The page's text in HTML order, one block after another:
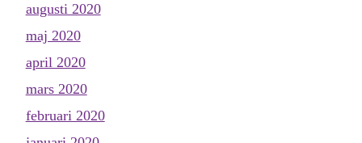
augusti 2020
maj 2020
april 2020
mars 2020
februari 2020